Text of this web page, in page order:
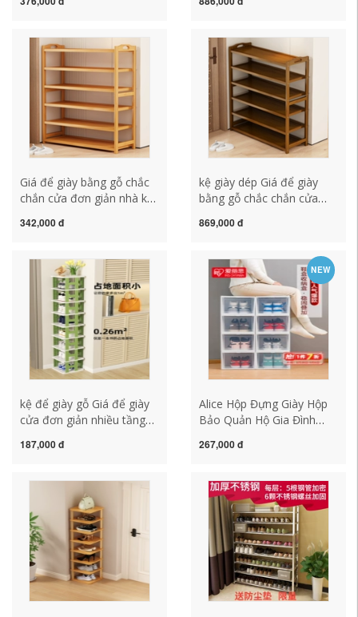
tủ giày cửa ký túc xá hiện
gian kệ giày chữ x kệ đựng
gia đình, hẹp và đơn giản,
chắn và tiết kiệm kệ sắt để
giày dép kệ giầy thông
minh
Giá để giày bằng gỗ chắc
chắn cửa đơn giản nhà ký
bụi công suất lớn tủ giày
không gian gia de giay dep
inox mẫu kệ để giày dép
342,000 đ
kệ giày dép Giá để giày
bằng gỗ chắc chắn cửa
trữ dung lượng lớn nhà
chống bụi tủ giày kệ giày
đẹp kệ giày gỗ 6 tầng
869,000 đ
kệ để giày gỗ Giá để giày
cửa đơn giản nhiều tầng
không gian giá để đồ
hẹp nhiều tầng giá đựng
giày dép kệ giày gỗ 3 tầng
187,000 đ
NEW
Alice Hộp Đựng Giày Hộp
Bảo Quản Hộ Gia Đình
Lưới Đỏ Chống Bụi Tủ
Đồ kệ giày dép inox kệ để
giày dép có nắp đậy
267,000 đ